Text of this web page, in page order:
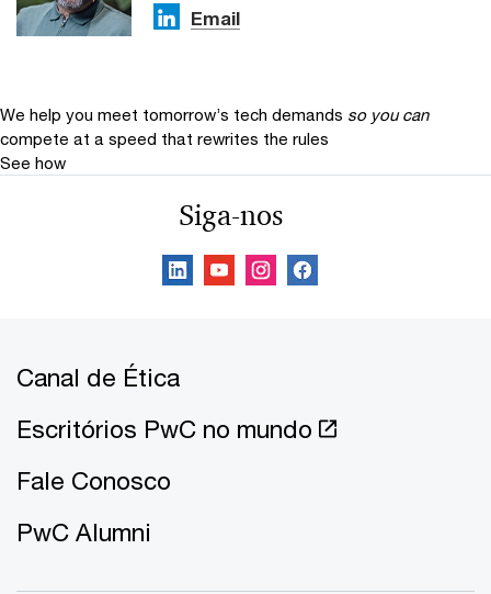
Email
We help you meet tomorrow’s tech demands so you can
compete at a speed that rewrites the rules
See how
Siga-nos
Canal de Ética
Escritórios PwC no mundo
Fale Conosco
PwC Alumni